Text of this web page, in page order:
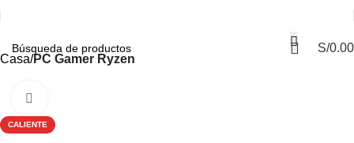
S/0.00
Casa PC Gamer Ryzen
CALIENTE